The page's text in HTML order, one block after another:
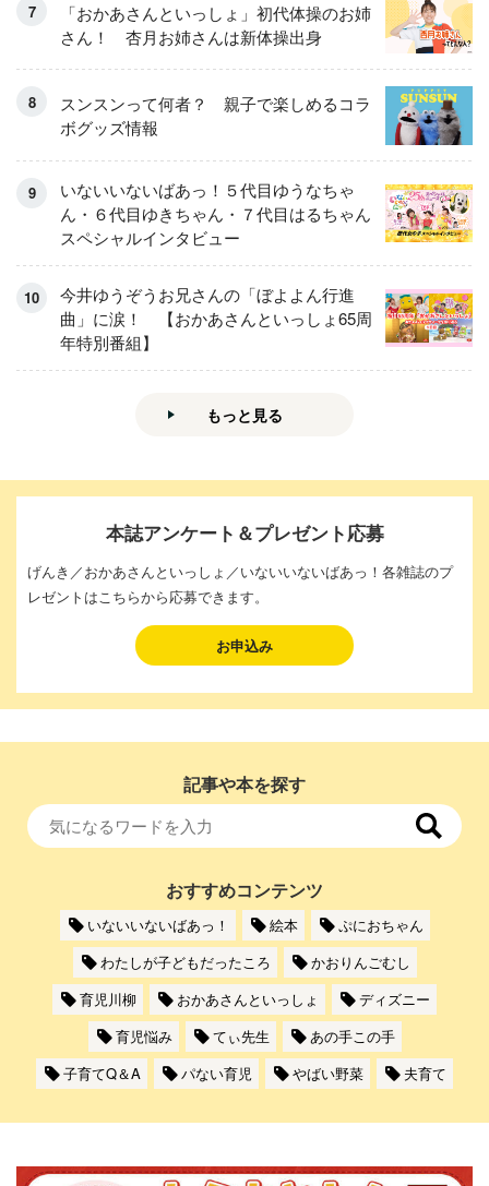
「おかあさんといっしょ」初代体操のお姉
さん！ 杏月お姉さんは新体操出身
スンスンって何者？ 親子で楽しめるコラ
ボグッズ情報
いないいないばあっ！５代目ゆうなちゃ
ん・６代目ゆきちゃん・７代目はるちゃん
スペシャルインタビュー
今井ゆうぞうお兄さんの「ぼよよん行進
曲」に涙！ 【おかあさんといっしょ65周
年特別番組】
もっと見る
本誌アンケート＆プレゼント応募
げんき／おかあさんといっしょ／いないいないばあっ！各雑誌のプ
レゼントはこちらから応募できます。
お申込み
記事や本を探す
おすすめコンテンツ
いないいないばあっ！ 絵本
ぷにおちゃん
わたしが子どもだったころ
かおりんごむし
育児川柳
おかあさんといっしょ
ディズニー
育児悩み
てぃ先生
あの手この手
子育てQ＆A
パない育児 やばい野菜 夫育て